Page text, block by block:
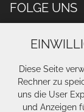
Diese Seite
Rechner zu
uns die User
und Anzeigen
FOLGE UNS